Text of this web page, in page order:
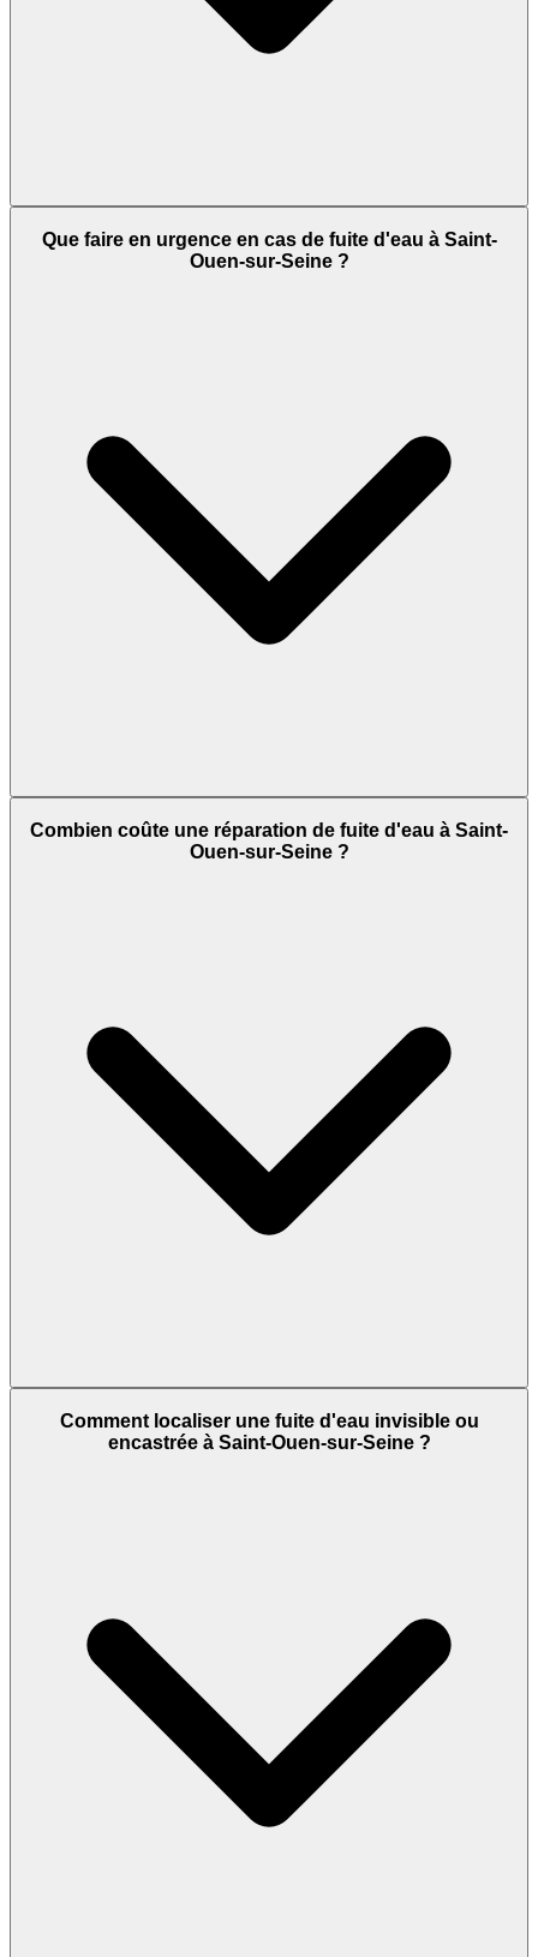
Que faire en urgence en cas de fuite d'eau à Saint-
Ouen-sur-Seine ?
Combien coûte une réparation de fuite d'eau à Saint-
Ouen-sur-Seine ?
Comment localiser une fuite d'eau invisible ou
encastrée à Saint-Ouen-sur-Seine ?